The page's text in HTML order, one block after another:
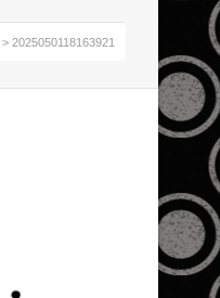
> 2025050118163921